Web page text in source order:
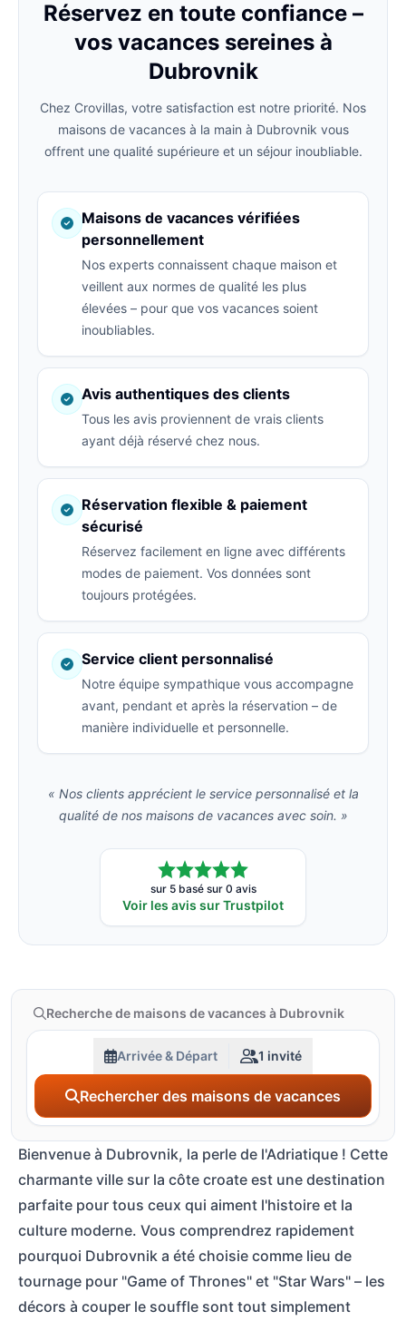
Réservez en toute confiance –
vos vacances sereines à
Dubrovnik
Chez Crovillas, votre satisfaction est notre priorité. Nos
maisons de vacances à la main à Dubrovnik vous
offrent une qualité supérieure et un séjour inoubliable.
Maisons de vacances vérifiées
personnellement
Nos experts connaissent chaque maison et
veillent aux normes de qualité les plus
élevées – pour que vos vacances soient
inoubliables.
Avis authentiques des clients
Tous les avis proviennent de vrais clients
ayant déjà réservé chez nous.
Réservation flexible & paiement
sécurisé
Réservez facilement en ligne avec différents
modes de paiement. Vos données sont
toujours protégées.
Service client personnalisé
Notre équipe sympathique vous accompagne
avant, pendant et après la réservation – de
manière individuelle et personnelle.
« Nos clients apprécient le service personnalisé et la
qualité de nos maisons de vacances avec soin. »
sur 5 basé sur 0 avis
Voir les avis sur Trustpilot
Recherche de maisons de vacances à Dubrovnik
Arrivée & Départ 1 invité
Rechercher des maisons de vacances
Bienvenue à Dubrovnik, la perle de l'Adriatique ! Cette
charmante ville sur la côte croate est une destination
parfaite pour tous ceux qui aiment l'histoire et la
culture moderne. Vous comprendrez rapidement
pourquoi Dubrovnik a été choisie comme lieu de
tournage pour "Game of Thrones" et "Star Wars" – les
décors à couper le souffle sont tout simplement